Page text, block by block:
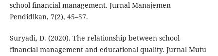
school financial management. Jurnal Manajemen
Pendidikan, 7(2), 45–57.
Suryadi, D. (2020). The relationship between school
financial management and educational quality. Jurnal Mutu